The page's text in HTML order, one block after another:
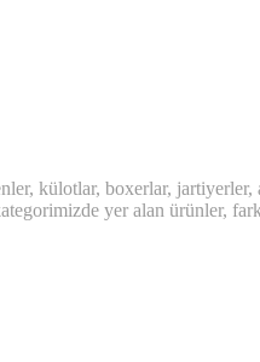
külotlar, boxerlar, jartiyerler,
yer alan ürünler,